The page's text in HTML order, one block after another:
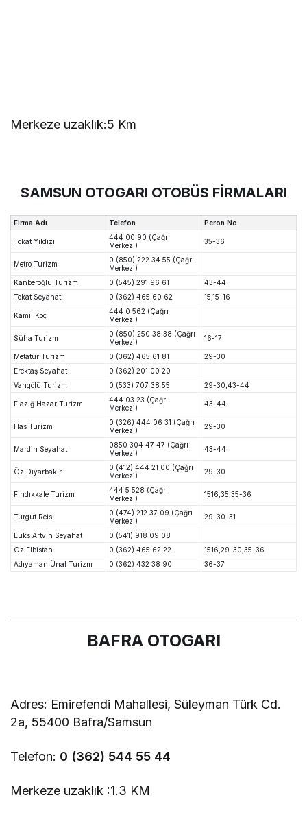
Merkeze uzaklık:5 Km
SAMSUN OTOGARI OTOBÜS FİRMALARI
Firma Adı Telefon Peron No
Tokat Yıldızı
444 00 90 (Çağrı
Merkezi)
35-36
Metro Turizm
0 (850) 222 34 55 (Çağrı
Merkezi)
Kanberoğlu Turizm
0 (545) 291 96 61
43-44
Tokat Seyahat
0 (362) 465 60 62 15,15-16
Kamil Koç
444 0 562 (Çağrı
Merkezi)
Süha Turizm
0 (850) 250 38 38 (Çağrı
Merkezi)
16-17
Metatur Turizm 0 (362) 465 61 81
29-30
Erektaş Seyahat
0 (362) 201 00 20
Vangölü Turizm
0 (533) 707 38 55 29-30,43-44
Elazığ Hazar Turizm
444 03 23 (Çağrı
Merkezi)
43-44
Has Turizm
0 (326) 444 06 31 (Çağrı
Merkezi)
29-30
Mardin Seyahat
0850 304 47 47 (Çağrı
Merkezi)
43-44
Öz Diyarbakır
0 (412) 444 21 00 (Çağrı
Merkezi)
29-30
Fındıkkale Turizm
444 5 528 (Çağrı
Merkezi)
1516,35,35-36
Turgut Reis
0 (474) 212 37 09 (Çağrı
Merkezi)
29-30-31
Lüks Artvin Seyahat
0 (541) 918 09 08
Öz Elbistan
0 (362) 465 62 22
1516,29-30,35-36
Adıyaman Ünal Turizm
0 (362) 432 38 90 36-37
BAFRA OTOGARI
Adres: Emirefendi Mahallesi, Süleyman Türk Cd.
2a, 55400 Bafra/Samsun
Telefon: 0 (362) 544 55 44
Merkeze uzaklık :1.3 KM